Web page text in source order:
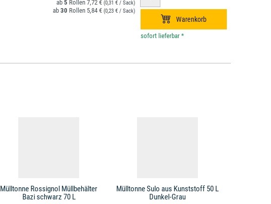
5 7,72 € (0,31 € / Sack)
30 5,84 € (0,23 € / Sack)
*
Mülltonne Rossignol Müllbehälter
Bazi schwarz 70 L
Mülltonne Sulo aus Kunststoff 50 L
Dunkel-Grau